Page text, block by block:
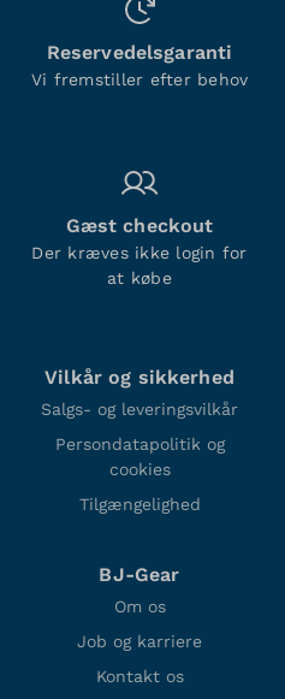
Reservedelsgaranti
Vi fremstiller efter behov
Gæst checkout
Der kræves ikke login for
at købe
Vilkår og sikkerhed
Salgs- og leveringsvilkår
Persondatapolitik og
cookies
Tilgængelighed
BJ-Gear
Om os
Job og karriere
Kontakt os